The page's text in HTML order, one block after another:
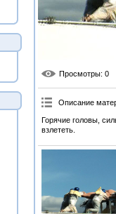
Просмотры: 0
Описание
Горячие головы,
взлететь.